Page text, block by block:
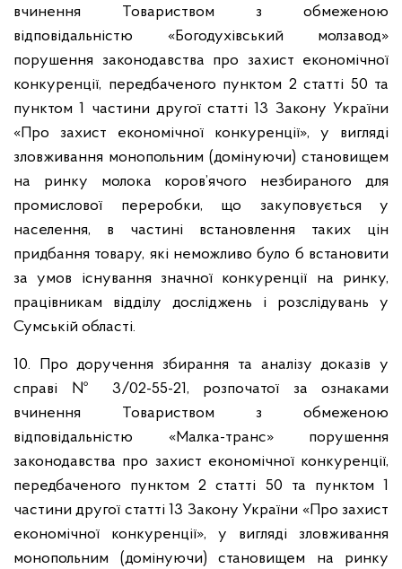
вчинення Товариством з обмеженою
відповідальністю «Богодухівський молзавод»
порушення законодавства про захист економічної
конкуренції, передбаченого пунктом 2 статті 50 та
пунктом 1 частини другої статті 13 Закону України
«Про захист економічної конкуренції», у вигляді
зловживання монопольним (домінуючи) становищем
на ринку молока коров’ячого незбираного для
промислової переробки, що закуповується у
населення, в частині встановлення таких цін
придбання товару, які неможливо було б встановити
за умов існування значної конкуренції на ринку,
працівникам відділу досліджень і розслідувань у
Сумській області.
10. Про доручення збирання та аналізу доказів у
справі № 3/02-55-21, розпочатої за ознаками
вчинення Товариством з обмеженою
відповідальністю «Малка-транс» порушення
законодавства про захист економічної конкуренції,
передбаченого пунктом 2 статті 50 та пунктом 1
частини другої статті 13 Закону України «Про захист
економічної конкуренції», у вигляді зловживання
монопольним (домінуючи) становищем на ринку